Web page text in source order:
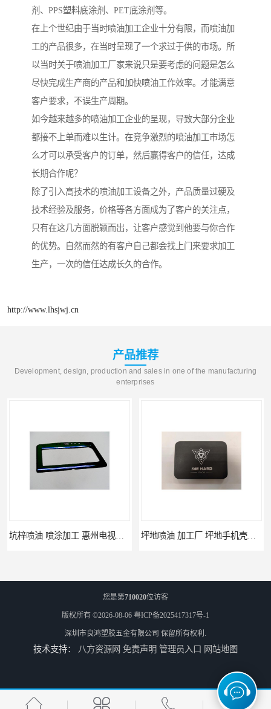
剂、PPS塑料底涂剂、PET底涂剂等。
在上个世纪由于当时喷油加工企业十分有限，而喷油加
工的产品很多，在当时呈现了一个求过于供的市场。所
以当时关于喷油加工厂家来说只是要考虑的问题是怎么
尽快完成生产商的产品和加快喷油工作效率。才能满意
客户要求，不误生产周期。
如今越来越多的喷油加工企业的呈现，导致大部分企业
都接不上单而难以生计。在竞争激烈的喷油加工市场怎
么才可以承受客户的订单，然后赢得客户的信任，达成
长期合作呢？
除了引入高技术的喷油加工设备之外，产品质量过硬及
技术经验及服务，价格等各方面成为了客户的关注点，
只有在这几方面脱颖而出，让客户感觉到他要与你合作
的优势。自然而然的有客户自己都会找上门来要求加工
生产，一次的信任达成长久的合作。
http://www.lhsjwj.cn
产品推荐
Development, design, production and sales in one of the manufacturing
enterprises
坑梓喷油 喷涂加工 惠州电视盒喷涂 坪地喷油 加工厂 坪地手机壳喷油加工厂
龙岗喷油 加工定制 惠州小夜灯喷涂加工 坪山喷油 惠州喷光油喷涂加工 加工定制
您是第710020位访客
版权所有 ©2026-08-06 粤ICP备2025417317号-1
深圳市良鸿塑胶五金有限公司 保留所有权利.
技术支持： 八方资源网 免责声明 管理员入口 网站地图